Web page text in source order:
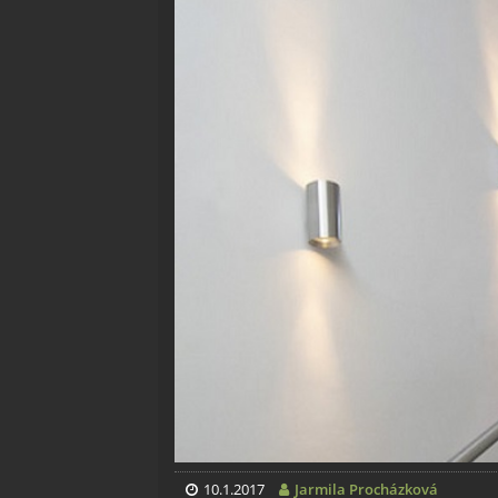
10.1.2017 Jarmila Procházková